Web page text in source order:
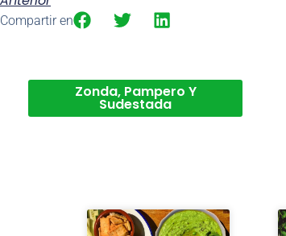
Compartir en
Zonda, Pampero Y
Sudestada